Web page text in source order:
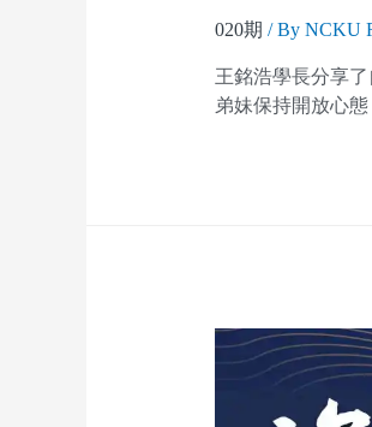
020期 / By NCKU
王銘浩學長分享
弟妹保持開放心